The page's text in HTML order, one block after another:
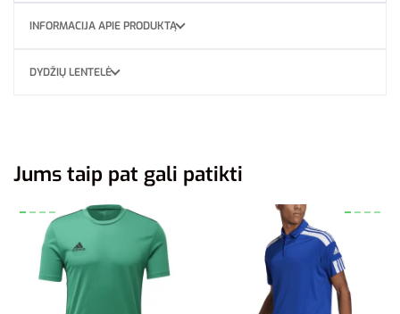
INFORMACIJA APIE PRODUKTĄ
DYDŽIŲ LENTELĖ
Jums taip pat gali patikti